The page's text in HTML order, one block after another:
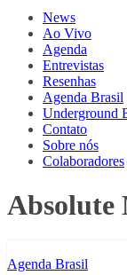
News
Ao Vivo
Agenda
Entrevistas
Resenhas
Agenda Brasil
Underground
Contato
Sobre nós
Colaboradores
Absolute
Agenda Brasil